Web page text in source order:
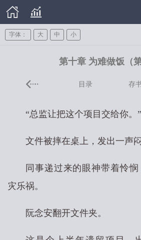
字体： 大 中 小
第十章 为难做饭（第
目录 存
“总监让把这个项目交给你。”
文件被摔在桌上，发出一声闷
同事递过来的眼神带着怜
灾乐祸。
阮念安翻开文件夹。